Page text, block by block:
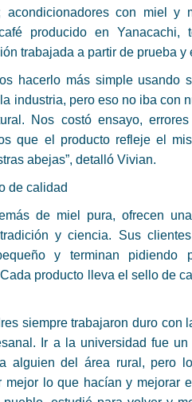
acondicionadores con miel y
producido en Yanacachi,
trabajada a partir de prueba y
hacerlo más simple usando
industria, pero eso no iba con
Nos costó ensayo,
que el producto refleje el
abejas”, detalló Vivian.
de calidad
de miel pura, ofrecen
y ciencia. Sus
y terminan pidiendo
producto lleva el sello de
siempre trabajaron duro con
Ir a la universidad fue
alguien del área rural, pero
mejor lo que hacían y mejorar